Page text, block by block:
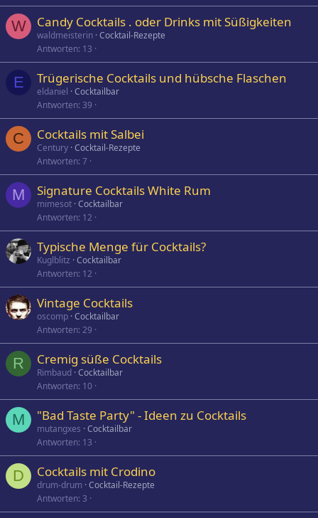
W Candy Cocktails . oder Drinks mit Süßigkeiten
waldmeisterin Cocktail-Rezepte
Antworten 13
E Trügerische Cocktails und hübsche Flaschen
eldaniel Cocktailbar
Antworten 39
C Cocktails mit Salbei
Century Cocktail-Rezepte
Antworten 7
M Signature Cocktails White Rum
mimesot Cocktailbar
Antworten 12
Typische Menge für Cocktails?
Kuglblitz Cocktailbar
Antworten 12
Vintage Cocktails
oscomp Cocktailbar
Antworten 29
R Cremig süße Cocktails
Rimbaud Cocktailbar
Antworten 10
M "Bad Taste Party" - Ideen zu Cocktails
mutangxes Cocktailbar
Antworten 13
D Cocktails mit Crodino
drum-drum Cocktail-Rezepte
Antworten 3